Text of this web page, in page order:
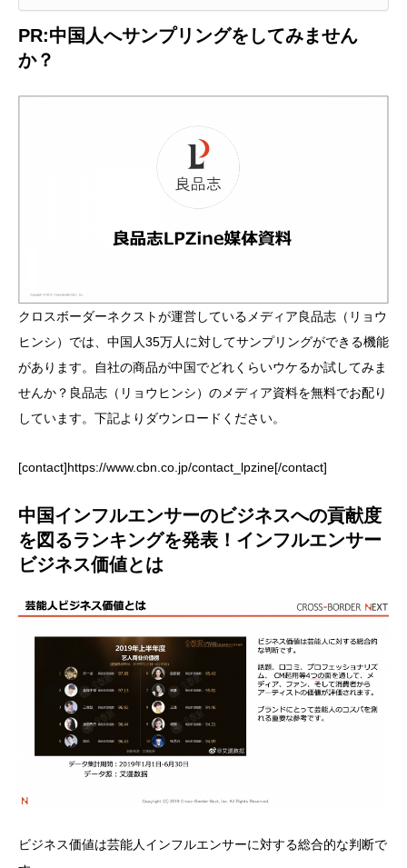
PR:中国人へサンプリングをしてみません
か？
クロスボーダーネクストが運営しているメディア良品志（リョウ
ヒンシ）では、中国人35万人に対してサンプリングができる機能
があります。自社の商品が中国でどれくらいウケるか試してみま
せんか？良品志（リョウヒンシ）のメディア資料を無料でお配り
しています。下記よりダウンロードください。
[contact]https://www.cbn.co.jp/contact_lpzine[/contact]
中国インフルエンサーのビジネスへの貢献度
を図るランキングを発表！インフルエンサー
ビジネス価値とは
ビジネス価値は芸能人インフルエンサーに対する総合的な判断で